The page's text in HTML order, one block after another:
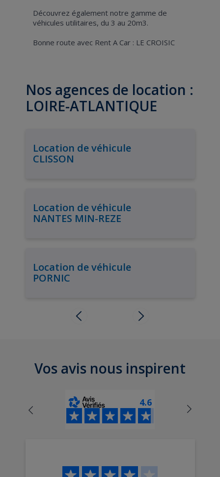
Découvrez également notre gamme de
véhicules utilitaires, du 3 au 20m3.
Bonne route avec Rent A Car : LE CROISIC
Nos agences de location :
LOIRE-ATLANTIQUE
Location de véhicule
CLISSON
Location de véhicule
NANTES MIN-REZE
Location de véhicule
PORNIC
Vos avis nous inspirent
4.6